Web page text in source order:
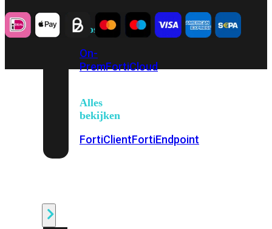
Hosting
On-
PremFortiCloud
Alles
bekijken
FortiClientFortiEndpoint